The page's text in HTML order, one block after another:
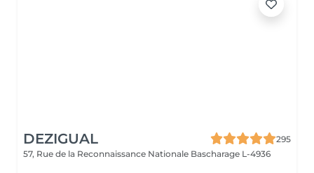
DEZIGUAL
295
57, Rue de la Reconnaissance Nationale Bascharage L-4936